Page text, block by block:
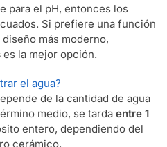
para el pH, entonces los
Si prefiere una función
más moderno,
es la mejor opción.
el agua?
de la cantidad de agua
medio, se tarda entre 1
entero, dependiendo del
cerámico.